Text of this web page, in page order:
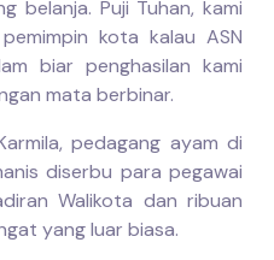
belanja. Puji Tuhan, kami
kota kalau ASN
biar penghasilan kami
mata berbinar.
pedagang ayam di
diserbu para pegawai
Walikota dan ribuan
yang luar biasa.